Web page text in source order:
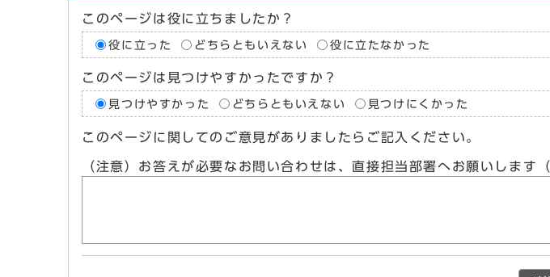
このページは役に立ちましたか？
役に立った どちらともいえない 役に立たなかった
このページは見つけやすかったですか？
見つけやすかった どちらともいえない 見つけにくかった
このページに関してのご意見がありましたらご記入ください。
（注意）お答えが必要なお問い合わせは、直接担当部署へお願いします